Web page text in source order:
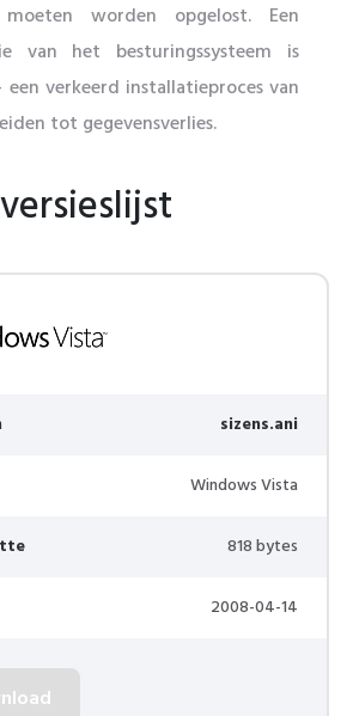
moeten worden opgelost. Een
van het besturingssysteem is
verkeerd installatieproces van
tot gegevensverlies.
sizens.ani
Windows Vista
818 bytes
2008-04-14